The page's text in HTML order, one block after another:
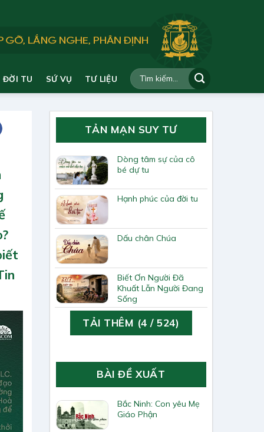
ĐỜI TU SỨ VỤ TƯ LIỆU
TẢN MẠN SUY TƯ
Dòng tâm sự của cô
bé dự tu
Hạnh phúc của đời tu
Dấu chân Chúa
Biết Ơn Người Đã
Khuất Lẫn Người Đang
Sống
TẢI THÊM (4 / 524)
BÀI ĐỀ XUẤT
Bắc Ninh: Con yêu Mẹ
Giáo Phận